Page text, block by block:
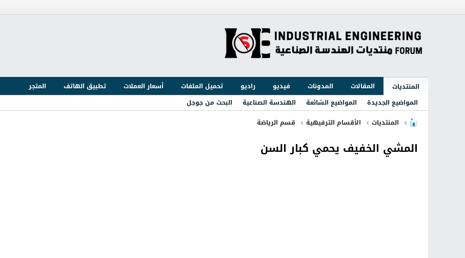
المنتديات المقالات المدونات فيديو راديو تحميل الملفات أسعار العملات تطبيق الهاتف
المتجر
المواضيع الجديدة
المواضيع الشائعة الهندسة الصناعية
البحث من جوجل
المنتديات
الأقسام الترفيهية قسم الرياضة
المشي الخفيف يحمي كبار السن